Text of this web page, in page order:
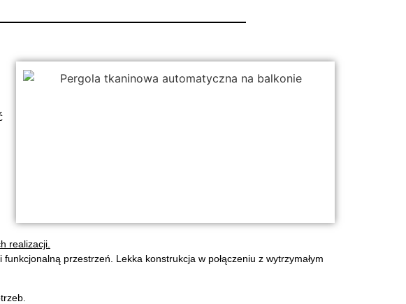
ALUMINIOWEJ
zamykanym dachem oraz
realizacji.
przestrzeń. Lekka konstrukcja w połączeniu z wytrzymałym